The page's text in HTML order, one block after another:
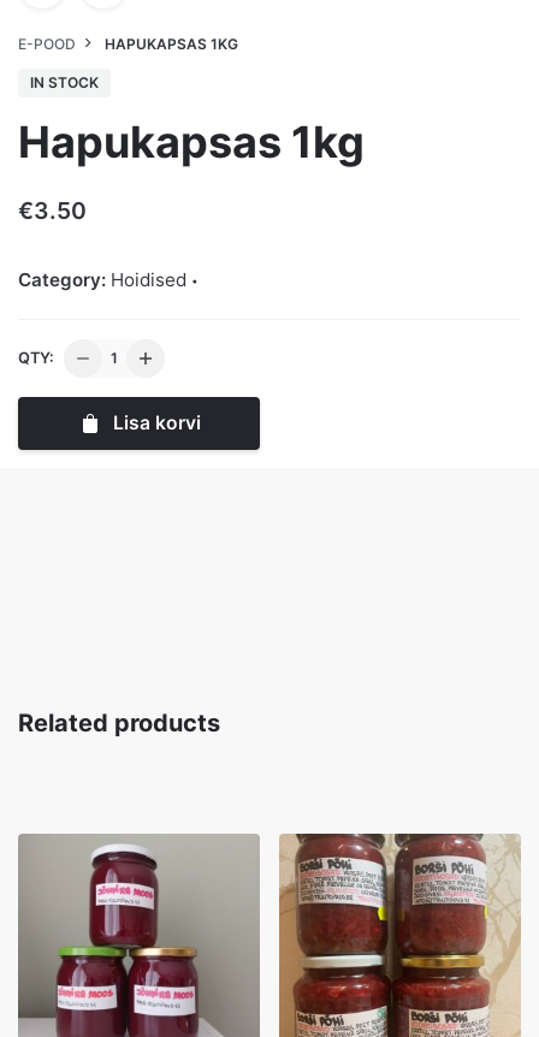
E-POOD HAPUKAPSAS 1KG
IN STOCK
Hapukapsas 1kg
€3.50
Category: Hoidised
QTY:
Hapukapsas
kogusLisa korvi
Related products